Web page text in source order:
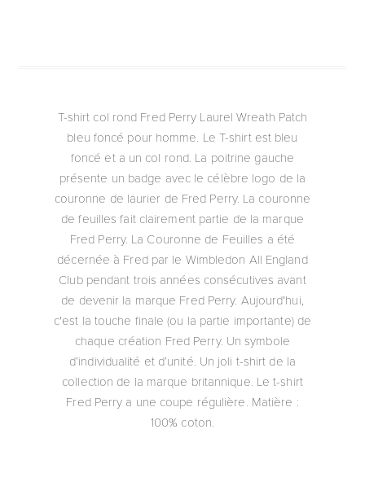
T-shirt col rond Fred Perry Laurel Wreath Patch
bleu foncé pour homme. Le T-shirt est bleu
foncé et a un col rond. La poitrine gauche
présente un badge avec le célèbre logo de la
couronne de laurier de Fred Perry. La couronne
de feuilles fait clairement partie de la marque
Fred Perry. La Couronne de Feuilles a été
décernée à Fred par le Wimbledon All England
Club pendant trois années consécutives avant
de devenir la marque Fred Perry. Aujourd'hui,
c'est la touche finale (ou la partie importante) de
chaque création Fred Perry. Un symbole
d’individualité et d’unité. Un joli t-shirt de la
collection de la marque britannique. Le t-shirt
Fred Perry a une coupe régulière. Matière :
100% coton.